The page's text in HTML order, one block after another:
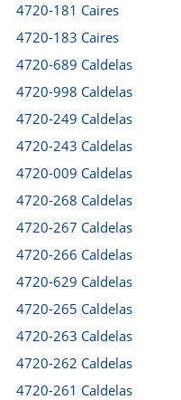
4720-181 Caires
4720-183 Caires
4720-689 Caldelas
4720-998 Caldelas
4720-249 Caldelas
4720-243 Caldelas
4720-009 Caldelas
4720-268 Caldelas
4720-267 Caldelas
4720-266 Caldelas
4720-629 Caldelas
4720-265 Caldelas
4720-263 Caldelas
4720-262 Caldelas
4720-261 Caldelas